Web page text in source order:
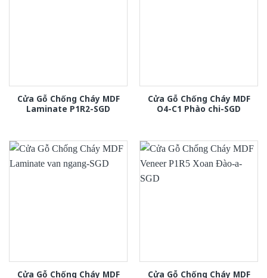
Cửa Gỗ Chống Cháy MDF
Laminate P1R2-SGD
Cửa Gỗ Chống Cháy MDF
O4-C1 Phào chi-SGD
Cửa Gỗ Chống Cháy MDF Cửa Gỗ Chống Cháy MDF